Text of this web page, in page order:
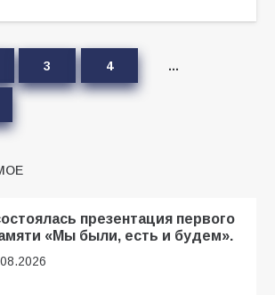
3 4 …
презентация первого
«Мы были, есть и будем».